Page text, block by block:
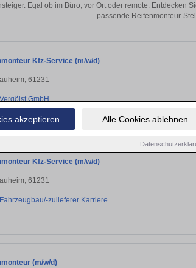
akzeptieren Alle Cookies ablehnen
Egal ob im Büro, vor Ort oder remote: Entdecken
passende Reifenmonteur-
Kfz-Service (m/w/d)
61231
Vergölst GmbH
Kfz-Service (m/w/d)
61231
Fahrzeugbau/-zulieferer Karriere
(m/w/d)